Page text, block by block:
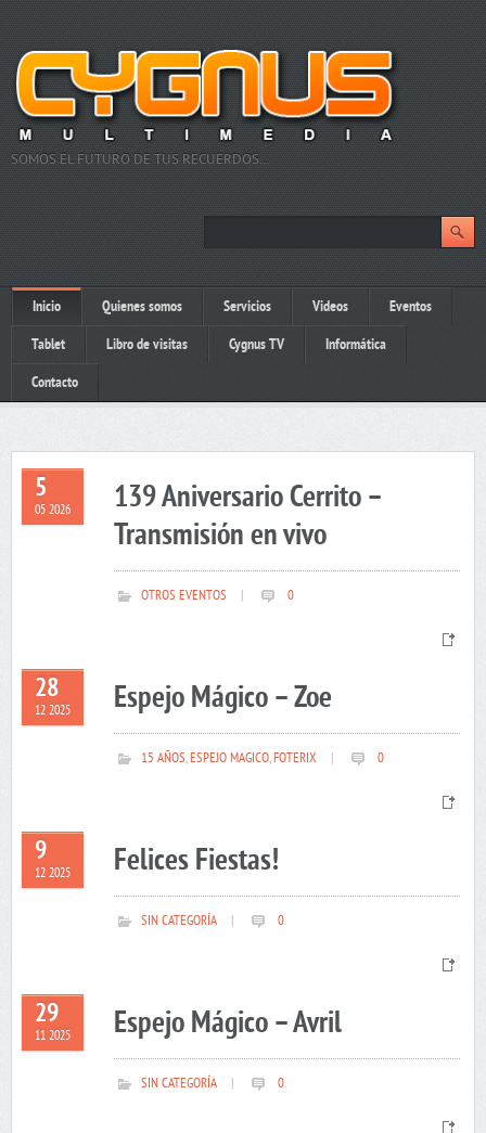
SOMOS EL FUTURO DE TUS RECUERDOS…
Inicio Quienes somos Servicios Videos Eventos
Tablet Libro de visitas Cygnus TV Informática
Contacto
5
05 2026
139 Aniversario Cerrito –
Transmisión en vivo
OTROS EVENTOS 0
28
12 2025 Espejo Mágico – Zoe
15 AÑOS,ESPEJO MAGICO,FOTERIX 0
9
12 2025 Felices Fiestas!
SIN CATEGORÍA 0
29
11 2025 Espejo Mágico – Avril
SIN CATEGORÍA 0